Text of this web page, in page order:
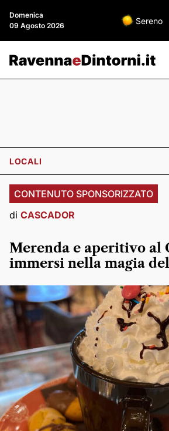
Domenica
09 Agosto 2026
Sereno
LOCALI
CONTENUTO SPONSORIZZATO
di CASCADOR
Merenda e aperitivo al
immersi nella magia